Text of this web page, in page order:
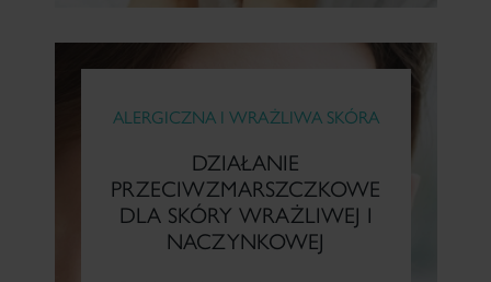
Po radioterapii
Z problemem bielactwa
Wymagającej skutecznego krycia (fluidy)
ALERGICZNA I WRAŻLIWA SKÓRA
DZIAŁANIE
PRZECIWZMARSZCZKOWE
DLA SKÓRY WRAŻLIWEJ I
NACZYNKOWEJ